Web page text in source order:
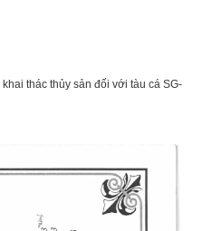
thác thủy sản đối với tàu cá SG-